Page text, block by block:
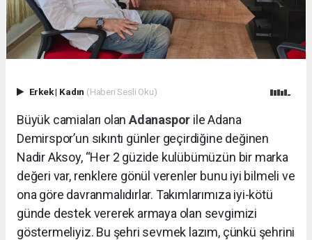
Erkek| Kadın (Haberi Sesli Oku)
Büyük camiaları olan Adanaspor ile Adana
Demirspor’un sıkıntı günler geçirdiğine değinen
Nadir Aksoy, “Her 2 güzide kulübümüzün bir marka
değeri var, renklere gönül verenler bunu iyi bilmeli ve
ona göre davranmalıdırlar. Takımlarımıza iyi-kötü
günde destek vererek armaya olan sevgimizi
göstermeliyiz. Bu şehri sevmek lazım, çünkü şehrini